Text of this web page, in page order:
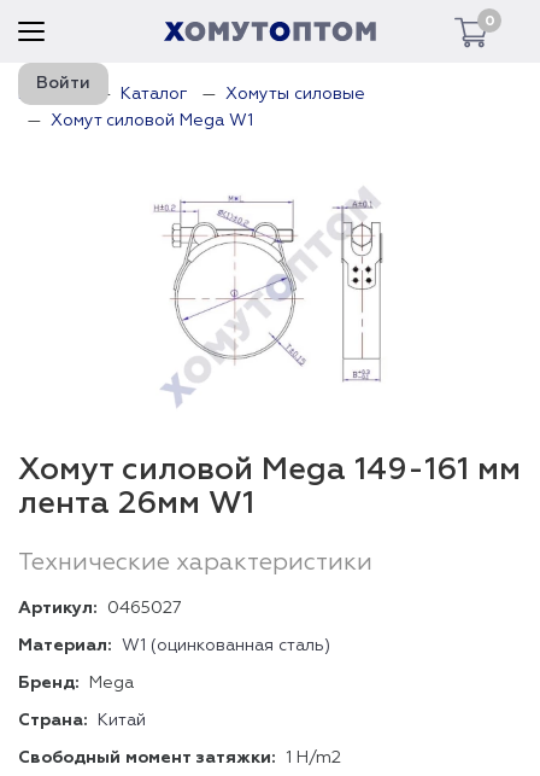
0
Войти
Главная Каталог
Хомуты силовые
Хомут силовой Mega W1
Хомут силовой Mega 149-161 мм
лента 26мм W1
Технические характеристики
Артикул: 0465027
Материал: W1 (оцинкованная сталь)
Бренд: Mega
Страна: Китай
Свободный момент затяжки: 1 H/m2